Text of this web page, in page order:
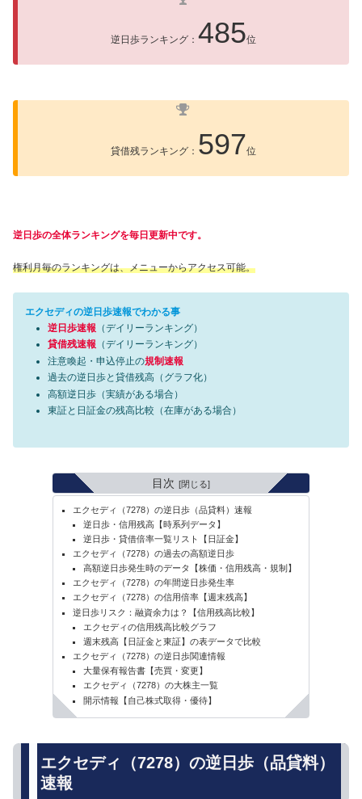
逆日歩ランキング： 485位
貸借残ランキング： 597位
逆日歩の全体ランキングを毎日更新中です。
権利月毎のランキングは、メニューからアクセス可能。
エクセディの逆日歩速報でわかる事
逆日歩速報 （デイリーランキング）
貸借残速報 （デイリーランキング）
注意喚起・申込停止の規制速報
過去の逆日歩と貸借残高（グラフ化）
高額逆日歩（実績がある場合）
東証と日証金の残高比較（在庫がある場合）
目次
エクセディ（7278）の逆日歩（品貸料）速報
逆日歩・信用残高【時系列データ】
逆日歩・貸借倍率一覧リスト【日証金】
エクセディ（7278）の過去の高額逆日歩
高額逆日歩発生時のデータ【株価・信用残高・規制】
エクセディ（7278）の年間逆日歩発生率
エクセディ（7278）の信用倍率【週末残高】
逆日歩リスク：融資余力は？【信用残高比較】
エクセディの信用残高比較グラフ
週末残高【日証金と東証】の表データで比較
エクセディ（7278）の逆日歩関連情報
大量保有報告書【売買・変更】
エクセディ（7278）の大株主一覧
開示情報【自己株式取得・優待】
エクセディ（7278）の逆日歩（品貸料）
速報